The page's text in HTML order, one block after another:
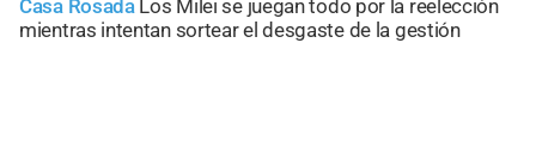
Casa Rosada Los Milei se juegan todo por la reelección
mientras intentan sortear el desgaste de la gestión